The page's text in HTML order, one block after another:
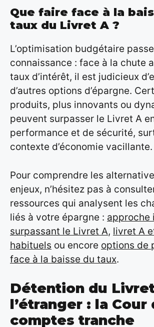
Que faire face à la
taux du Livret A ?
L’optimisation budgétaire
connaissance : face à la chute
taux d’intérêt, il est judicieux
d’autres options d’épargne.
produits, plus innovants ou
peuvent surpasser le Livret A
performance et de sécurité,
contexte d’économie vacillante.
Pour comprendre les
enjeux, n’hésitez pas à
ressources qui analysent les
liés à votre épargne : approche
surpassant le Livret A, livret A
habituels ou encore options de
face à la baisse du taux.
Détention du
l’étranger : la Cour
comptes tranche